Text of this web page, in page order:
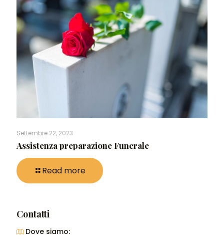
Settembre 22, 2023
Assistenza preparazione Funerale
Read more
Contatti
Dove siamo: